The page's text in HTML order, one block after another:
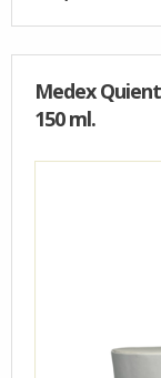
Medex
150 ml.